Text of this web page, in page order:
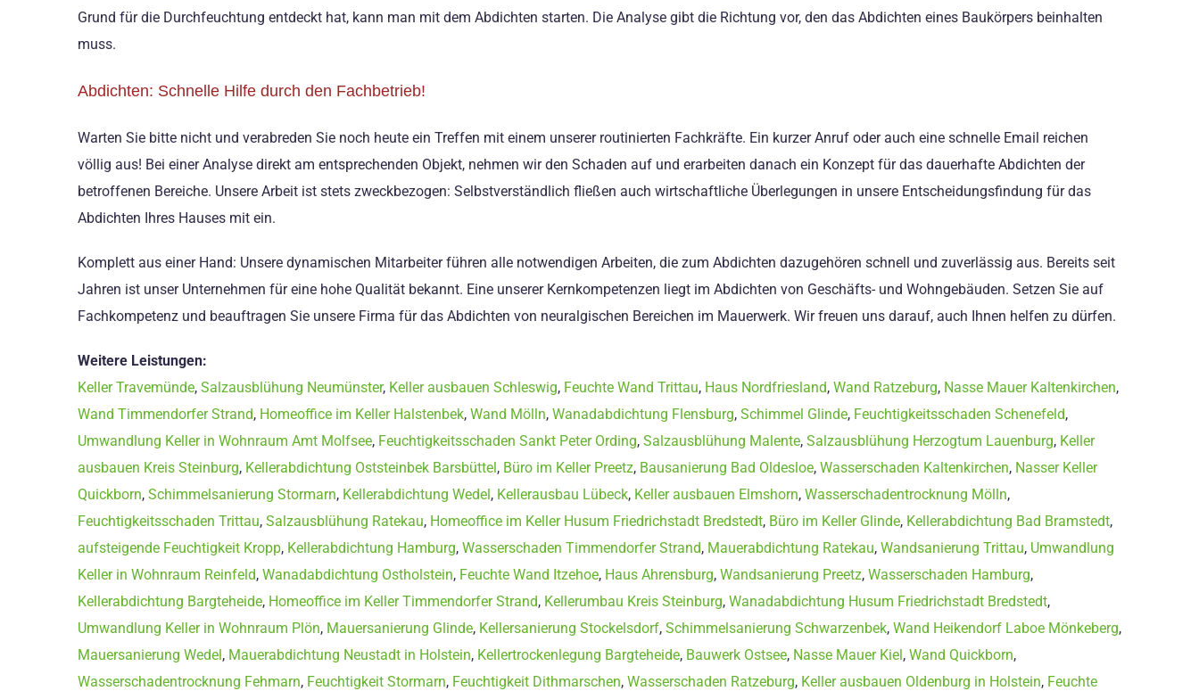
Grund für die Durchfeuchtung entdeckt hat, kann man mit dem Abdichten starten. Die Analyse gibt die Richtung vor, den das Abdichten eines Baukörpers beinhalten
muss.
Abdichten: Schnelle Hilfe durch den Fachbetrieb!
Warten Sie bitte nicht und verabreden Sie noch heute ein Treffen mit einem unserer routinierten Fachkräfte. Ein kurzer Anruf oder auch eine schnelle Email reichen
völlig aus! Bei einer Analyse direkt am entsprechenden Objekt, nehmen wir den Schaden auf und erarbeiten danach ein Konzept für das dauerhafte Abdichten der
betroffenen Bereiche. Unsere Arbeit ist stets zweckbezogen: Selbstverständlich fließen auch wirtschaftliche Überlegungen in unsere Entscheidungsfindung für das
Abdichten Ihres Hauses mit ein.
Komplett aus einer Hand: Unsere dynamischen Mitarbeiter führen alle notwendigen Arbeiten, die zum Abdichten dazugehören schnell und zuverlässig aus. Bereits seit
Jahren ist unser Unternehmen für eine hohe Qualität bekannt. Eine unserer Kernkompetenzen liegt im Abdichten von Geschäfts- und Wohngebäuden. Setzen Sie auf
Fachkompetenz und beauftragen Sie unsere Firma für das Abdichten von neuralgischen Bereichen im Mauerwerk. Wir freuen uns darauf, auch Ihnen helfen zu dürfen.
Weitere Leistungen:
Keller Travemünde, Salzausblühung Neumünster, Keller ausbauen Schleswig, Feuchte Wand Trittau, Haus Nordfriesland, Wand Ratzeburg, Nasse Mauer Kaltenkirchen,
Wand Timmendorfer Strand, Homeoffice im Keller Halstenbek, Wand Mölln, Wanadabdichtung Flensburg, Schimmel Glinde, Feuchtigkeitsschaden Schenefeld,
Umwandlung Keller in Wohnraum Amt Molfsee, Feuchtigkeitsschaden Sankt Peter Ording, Salzausblühung Malente, Salzausblühung Herzogtum Lauenburg, Keller
ausbauen Kreis Steinburg, Kellerabdichtung Oststeinbek Barsbüttel, Büro im Keller Preetz, Bausanierung Bad Oldesloe, Wasserschaden Kaltenkirchen, Nasser Keller
Quickborn, Schimmelsanierung Stormarn, Kellerabdichtung Wedel, Kellerausbau Lübeck, Keller ausbauen Elmshorn, Wasserschadentrocknung Mölln,
Feuchtigkeitsschaden Trittau, Salzausblühung Ratekau, Homeoffice im Keller Husum Friedrichstadt Bredstedt, Büro im Keller Glinde, Kellerabdichtung Bad Bramstedt,
aufsteigende Feuchtigkeit Kropp, Kellerabdichtung Hamburg, Wasserschaden Timmendorfer Strand, Mauerabdichtung Ratekau, Wandsanierung Trittau, Umwandlung
Keller in Wohnraum Reinfeld, Wanadabdichtung Ostholstein, Feuchte Wand Itzehoe, Haus Ahrensburg, Wandsanierung Preetz, Wasserschaden Hamburg,
Kellerabdichtung Bargteheide, Homeoffice im Keller Timmendorfer Strand, Kellerumbau Kreis Steinburg, Wanadabdichtung Husum Friedrichstadt Bredstedt,
Umwandlung Keller in Wohnraum Plön, Mauersanierung Glinde, Kellersanierung Stockelsdorf, Schimmelsanierung Schwarzenbek, Wand Heikendorf Laboe Mönkeberg,
Mauersanierung Wedel, Mauerabdichtung Neustadt in Holstein, Kellertrockenlegung Bargteheide, Bauwerk Ostsee, Nasse Mauer Kiel, Wand Quickborn,
Wasserschadentrocknung Fehmarn, Feuchtigkeit Stormarn, Feuchtigkeit Dithmarschen, Wasserschaden Ratzeburg, Keller ausbauen Oldenburg in Holstein, Feuchte